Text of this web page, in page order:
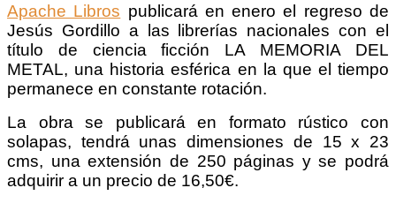
Apache Libros publicará en enero el regreso de
Jesús Gordillo a las librerías nacionales con el
título de ciencia ficción LA MEMORIA DEL
METAL, una historia esférica en la que el tiempo
permanece en constante rotación.
La obra se publicará en formato rústico con
solapas, tendrá unas dimensiones de 15 x 23
cms, una extensión de 250 páginas y se podrá
adquirir a un precio de 16,50€.